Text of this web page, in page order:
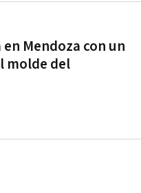
Mendoza con un
molde del